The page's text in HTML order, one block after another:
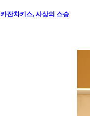
카잔차키스, 사상의 스승